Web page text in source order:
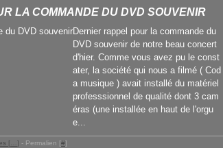
LA COMMANDE DU DVD SOUVENIR
Dernier rappel pour la commande du
DVD souvenir de notre beau concert
d'hier. Comme vous avez pu le const
ater, la société qui nous a filmé ( Cod
a musique ) avait installé du matériel
professsionnel de qualité dont 3 cam
éras (une installée en haut de l'orgu
e...
[ ] - Permalien [#]